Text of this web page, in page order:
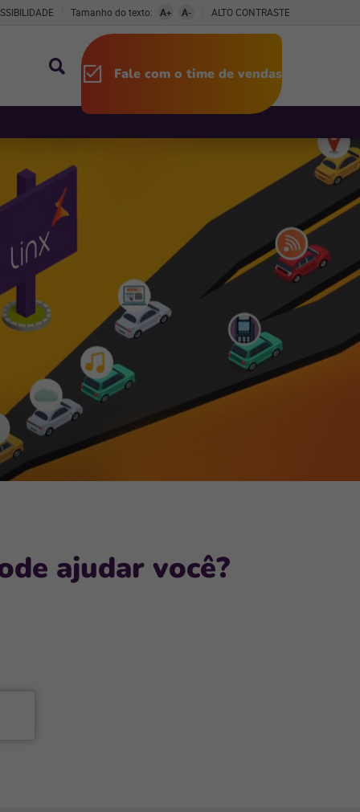
Tamanho do texto: A+ A- ALTO CONTRASTE
Fale com o time de vendas
ajudar você?